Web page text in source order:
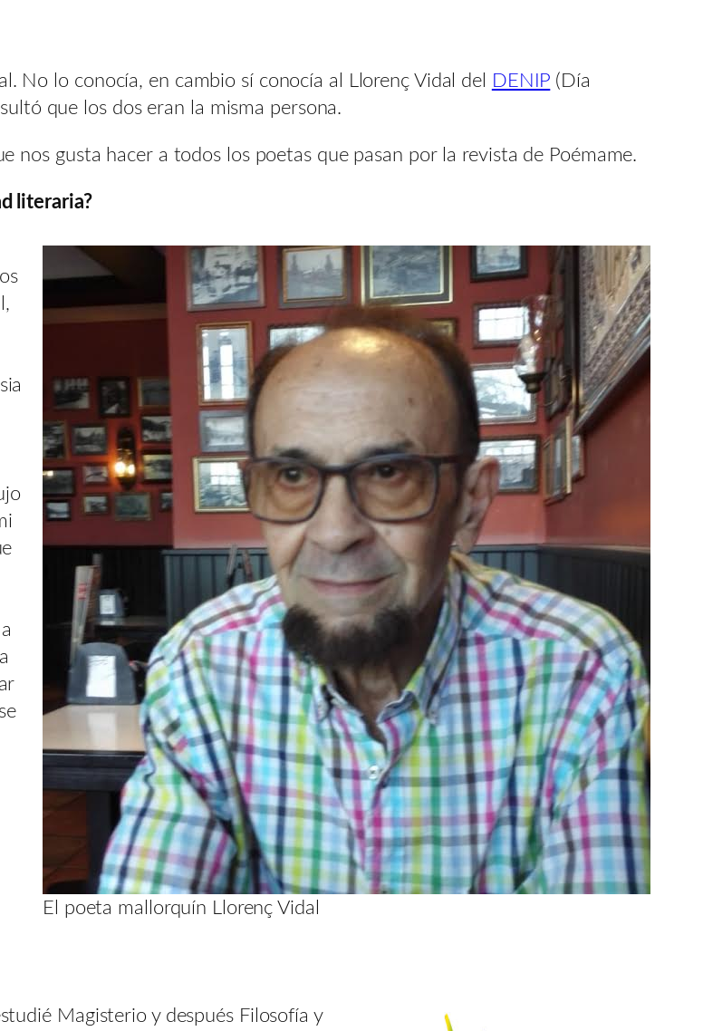
No lo conocía, en cambio sí conocía al Llorenç Vidal del DENIP (Día
que los dos eran la misma persona.
nos gusta hacer a todos los poetas que pasan por la revista de Poémame.
literaria?
El poeta mallorquín Llorenç Vidal
Magisterio y después Filosofía y